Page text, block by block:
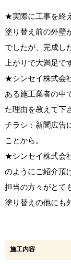
★実際に工事を終
塗り替え前の外壁
でしたが、完成し
上がりで大満足で
★シンセイ株式会
ある施工業者の中
た理由を教えて下
チラシ：新聞広告
ことから。
★シンセイ株式会
のようにご紹介頂
担当の方々がとて
塗り替えの他にも
施工内容